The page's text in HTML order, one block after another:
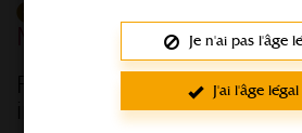
Je n'ai pas l'âge
J'ai l'âge légal
MANIFESTATIONS
FRANCE - Wine Paris, le
incontournable !